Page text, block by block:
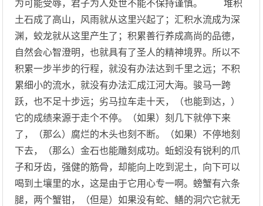
为可能受辱，君子为人处世不能不保持谨慎。 堆积
土石成了高山，风雨就从这里兴起了；汇积水流成为深
渊，蛟龙就从这里产生了；积累善行养成高尚的品德，
自然会心智澄明，也就具有了圣人的精神境界。所以不
积累一步半步的行程，就没有办法达到千里之远；不积
累细小的流水，就没有办法汇成江河大海。骏马一跨
跃，也不足十步远；劣马拉车走十天，（也能到达，）
它的成绩来源于走个不停。（如果）刻几下就停下来
了，（那么）腐烂的木头也刻不断。（如果）不停地刻
下去，（那么）金石也能雕刻成功。蚯蚓没有锐利的爪
子和牙齿，强健的筋骨，却能向上吃到泥土，向下可以
喝到土壤里的水，这是由于它用心专一啊。螃蟹有六条
腿，两个蟹钳，（但是）如果没有蛇、鳝的洞穴它就无